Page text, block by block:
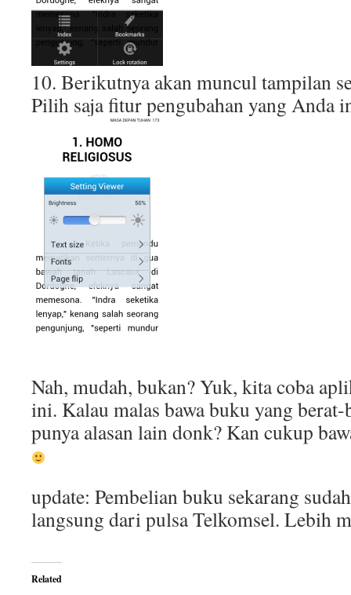
10. Berikutnya akan muncul tampilan
Pilih saja fitur pengubahan yang Anda
Nah, mudah, bukan? Yuk, kita coba
ini. Kalau malas bawa buku yang
punya alasan lain donk? Kan cukup
update: Pembelian buku sekarang
langsung dari pulsa Telkomsel. Lebih
Related